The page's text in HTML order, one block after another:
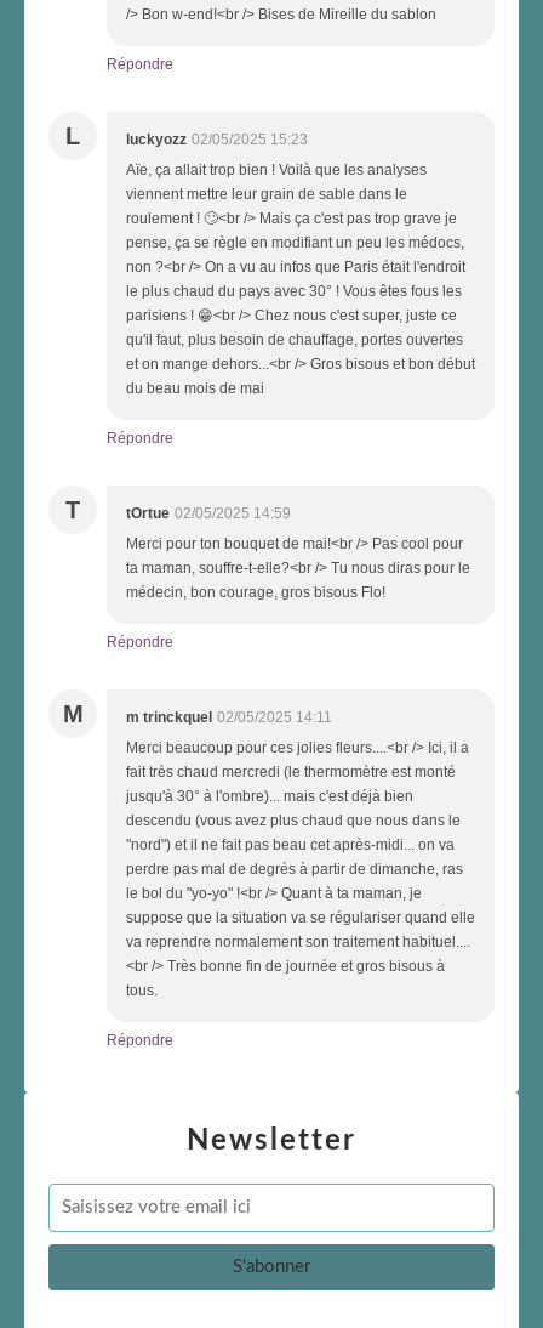
/> Bon w-end!<br /> Bises de Mireille du sablon
Répondre
L luckyozz 02/05/2025 15:23
Aïe, ça allait trop bien ! Voilà que les analyses
viennent mettre leur grain de sable dans le
roulement ! 🙄<br /> Mais ça c'est pas trop grave je
pense, ça se règle en modifiant un peu les médocs,
non ?<br /> On a vu au infos que Paris était l'endroit
le plus chaud du pays avec 30° ! Vous êtes fous les
parisiens ! 😁<br /> Chez nous c'est super, juste ce
qu'il faut, plus besoin de chauffage, portes ouvertes
et on mange dehors...<br /> Gros bisous et bon début
du beau mois de mai
Répondre
T tOrtue 02/05/2025 14:59
Merci pour ton bouquet de mai!<br /> Pas cool pour
ta maman, souffre-t-elle?<br /> Tu nous diras pour le
médecin, bon courage, gros bisous Flo!
Répondre
M m trinckquel 02/05/2025 14:11
Merci beaucoup pour ces jolies fleurs....<br /> Ici, il a
fait très chaud mercredi (le thermomètre est monté
jusqu'à 30° à l'ombre)... mais c'est déjà bien
descendu (vous avez plus chaud que nous dans le
"nord") et il ne fait pas beau cet après-midi... on va
perdre pas mal de degrés à partir de dimanche, ras
le bol du "yo-yo" !<br /> Quant à ta maman, je
suppose que la situation va se régulariser quand elle
va reprendre normalement son traitement habituel....
<br /> Très bonne fin de journée et gros bisous à
tous.
Répondre
Newsletter